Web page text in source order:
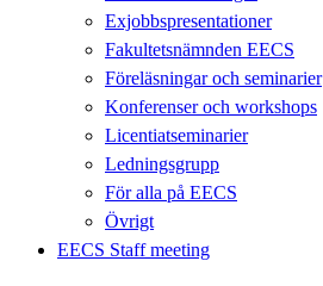
Exjobbspresentationer
Fakultetsnämnden EECS
Föreläsningar och seminarier
Konferenser och workshops
Licentiatseminarier
Ledningsgrupp
För alla på EECS
Övrigt
EECS Staff meeting